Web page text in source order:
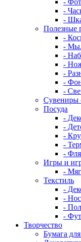
-
-
-
Полезные
-
-
-
-
-
-
-
Сувениры
Посуда
-
-
-
-
-
Игры и
-
Текстиль
-
-
-
-
Творчество
Бумага